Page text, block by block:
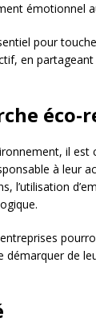
émotionnel
pour
en
éco-
il
à leur
l’utilisation
de